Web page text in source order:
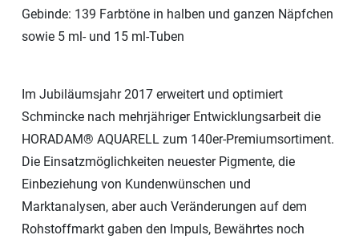
Gebinde: 139 Farbtöne in halben und ganzen Näpfchen
sowie 5 ml- und 15 ml-Tuben
Im Jubiläumsjahr 2017 erweitert und optimiert
Schmincke nach mehrjähriger Entwicklungsarbeit die
HORADAM® AQUARELL zum 140er-Premiumsortiment.
Die Einsatzmöglichkeiten neuester Pigmente, die
Einbeziehung von Kundenwünschen und
Marktanalysen, aber auch Veränderungen auf dem
Rohstoffmarkt gaben den Impuls, Bewährtes noch